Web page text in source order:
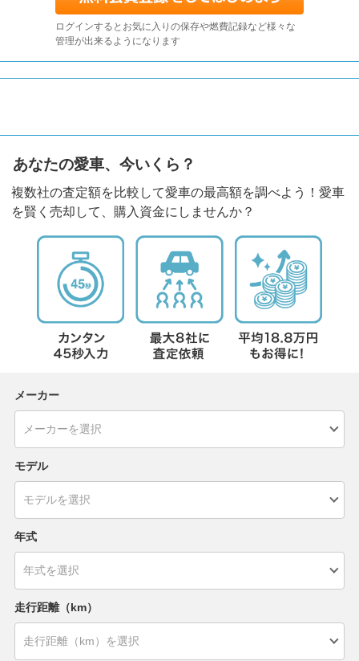
ログインするとお気に入りの保存や燃費記録など様々な
管理が出来るようになります
あなたの愛車、今いくら？
複数社の査定額を比較して愛車の最高額を調べよう！愛車
を賢く売却して、購入資金にしませんか？
メーカー
モデル
年式
走行距離（km）